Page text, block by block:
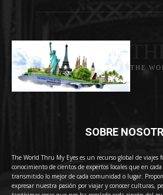
THE
SOBRE
The World Thru My Eyes es un recurso global de viajes
conocimiento de cientos de expertos locales que en
transmitido lo mejor de cada comunidad o lugar.
expresar nuestra pasión por viajar y conocer culturas,